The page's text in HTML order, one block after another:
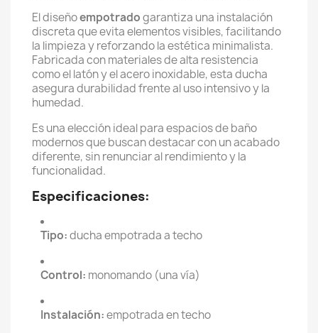
El diseñoempotradogarantiza una instalación
discreta que evita elementos visibles, facilitando
la limpieza y reforzando la estética minimalista.
Fabricada con materiales de alta resistencia
como el latón y el acero inoxidable, esta ducha
asegura durabilidad frente al uso intensivo y la
humedad.
Es una elección ideal para espacios de baño
modernos que buscan destacar con un acabado
diferente, sin renunciar al rendimiento y la
funcionalidad.
Especificaciones:
Tipo:ducha empotrada a techo
Control: monomando (una vía)
Instalación:empotrada en techo